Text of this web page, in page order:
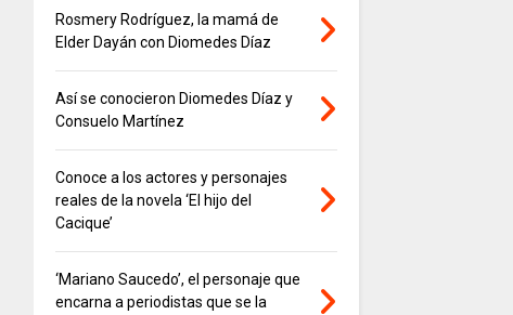
Rosmery Rodríguez, la mamá de
Elder Dayán con Diomedes Díaz
Así se conocieron Diomedes Díaz y
Consuelo Martínez
Conoce a los actores y personajes
reales de la novela ‘El hijo del
Cacique’
‘Mariano Saucedo’, el personaje que
encarna a periodistas que se la